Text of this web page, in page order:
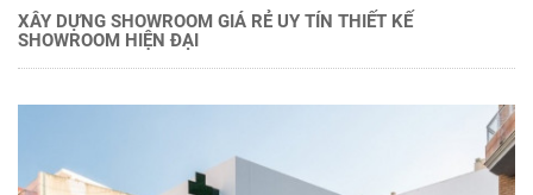
XÂY DỰNG SHOWROOM GIÁ RẺ UY TÍN THIẾT KẾ
SHOWROOM HIỆN ĐẠI